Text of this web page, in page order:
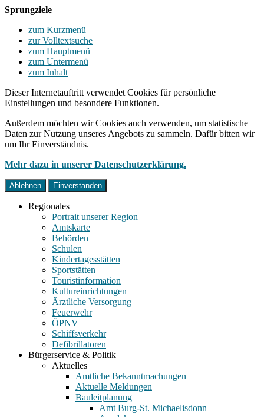
Sprungziele
zum Kurzmenü
zur Volltextsuche
zum Hauptmenü
zum Untermenü
zum Inhalt
Dieser Internetauftritt verwendet Cookies für persönliche
Einstellungen und besondere Funktionen.
Außerdem möchten wir Cookies auch verwenden, um statistische
Daten zur Nutzung unseres Angebots zu sammeln. Dafür bitten wir
um Ihr Einverständnis.
Mehr dazu in unserer Datenschutzerklärung.
Ablehnen Einverstanden
Regionales
Portrait unserer Region
Amtskarte
Behörden
Schulen
Kindertagesstätten
Sportstätten
Touristinformation
Kultureinrichtungen
Ärztliche Versorgung
Feuerwehr
ÖPNV
Schiffsverkehr
Defibrillatoren
Bürgerservice & Politik
Aktuelles
Amtliche Bekanntmachungen
Aktuelle Meldungen
Bauleitplanung
Amt Burg-St. Michaelisdonn